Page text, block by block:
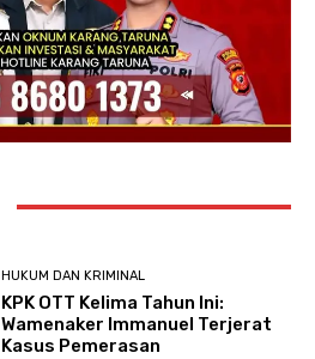
HUKUM DAN KRIMINAL
KPK OTT Kelima Tahun Ini:
Wamenaker Immanuel Terjerat
Kasus Pemerasan